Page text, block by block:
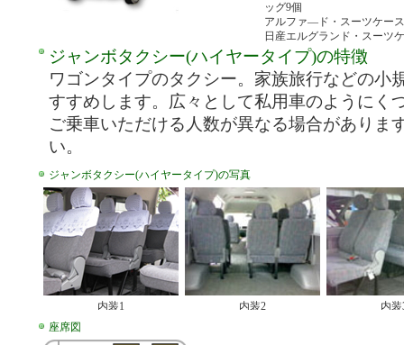
ッグ9個
アルファ―ド・スーツケー
日産エルグランド・スーツ
ジャンボタクシー(ハイヤータイプ)の特徴
ワゴンタイプのタクシー。家族旅行などの小
すすめします。広々として私用車のようにく
ご乗車いただける人数が異なる場合がありま
い。
ジャンボタクシー(ハイヤータイプ)の写真
内装1 内装2
内装
座席図